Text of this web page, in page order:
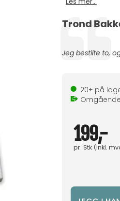
Testimonial
Forfatter:
Trond
Tekst:
Jeg bestilte to,
20+ på
Omgående
199,-
pr. Stk(Inkl.